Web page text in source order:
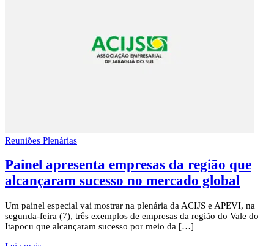
Reuniões Plenárias
Painel apresenta empresas da região que
alcançaram sucesso no mercado global
Um painel especial vai mostrar na plenária da ACIJS e APEVI, na
segunda-feira (7), três exemplos de empresas da região do Vale do
Itapocu que alcançaram sucesso por meio da […]